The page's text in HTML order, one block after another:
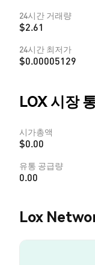
24시간 거래량
$2.61
24시간 최저가
$0.00005129
LOX 시장
시가총액
$0.00
유통 공급량
0.00
Lox